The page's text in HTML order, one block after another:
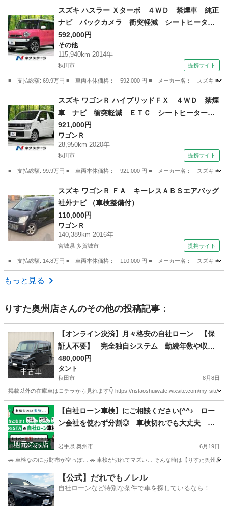
アルトラパン
スズキ ハスラー Ｘターボ ４ＷＤ 禁煙車 純正
ナビ バックカメラ 衝突軽減 シートヒータ
ー ＨＩＤヘッドライト オートライト オート
エアコン スマートキー フォグライト ダウン
ヒルアシスト 盗難防止装置 純正１５インチア
592,000円
その他
115,940km 2014年
秋田市 提携サイト
■ 支払総額: 69.9万円 ■ 車両本体価格： 592,000 円 ■ メーカー名： スズキ
その他
スズキ ワゴンＲ ハイブリッドＦＸ ４ＷＤ 禁煙
車 ナビ 衝突軽減 ＥＴＣ シートヒーター
コーナーセンサー オートエアコン アイドリン
グストップ 横滑防止機能 スマートキー ドア
バイザー バニティミラー １４インチアルミ
921,000円
ワゴンＲ
28,950km 2020年
秋田市 提携サイト
■ 支払総額: 99.9万円 ■ 車両本体価格： 921,000 円 ■ メーカー名： スズキ
ワゴンＲ
スズキ ワゴンＲ ＦＡ キーレスＡＢＳエアバッグ
社外ナビ （車検整備付）
110,000円
ワゴンＲ
140,389km 2016年
宮城県 多賀城市 提携サイト
■ 支払総額: 14.8万円 ■ 車両本体価格： 110,000 円 ■ メーカー名： スズキ ■
宮城 多賀城市
もっと見る
りすた奥州店さんのその他の投稿記事：
中古車
【オンライン決済】月々格安の自社ローン 【保
証人不要】 完全独自システム 勤続年数や収入
も不問です◎ 【車検2年付き】タントカスタム☆
4WD☆修復歴なし 詳細・在庫情報は今すぐ本文
をcheck👇
480,000円
タント
秋田市 8月8日
掲載以外の在庫車はコチラから見れます👇 https://ristaoshuiwate.wixsite.com/my-site
秋田 秋田市 タント 月々
地元のお店
【自社ローン車検】にご相談ください(^^♪ ロー
ン会社を使わず分割◎ 車検切れでも大丈夫 保
岩手県 奥州市 6月19日
🚗 車検なのにお財布が空っぽ… 🚗 車検が切れてマズい… そんな時は【りすた奥州店
岩手 奥州市 車検
【公式】だれでもノレル
自社ローンなど特別な条件で車を探しているなら！金